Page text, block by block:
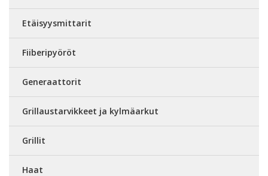
Etäisyysmittarit
Fiiberipyöröt
Generaattorit
Grillaustarvikkeet ja kylmäarkut
Grillit
Haat